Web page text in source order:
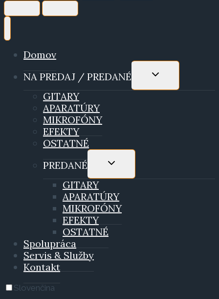
Domov
NA PREDAJ / PREDANÉ
TOGGLE
MENU
GITARY
APARATÚRY
MIKROFÓNY
EFEKTY
OSTATNÉ
PREDANÉ
TOGGLE
MENU
GITARY
APARATÚRY
MIKROFÓNY
EFEKTY
OSTATNÉ
Spolupráca
Servis & Služby
Kontakt
Slovenčina